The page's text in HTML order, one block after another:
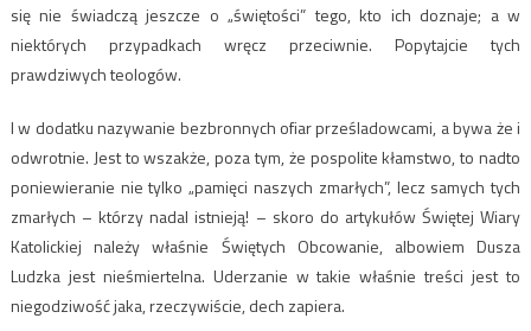
się nie świadczą jeszcze o „świętości” tego, kto ich doznaje; a w
niektórych przypadkach wręcz przeciwnie. Popytajcie tych
prawdziwych teologów.
I w dodatku nazywanie bezbronnych ofiar prześladowcami, a bywa że i
odwrotnie. Jest to wszakże, poza tym, że pospolite kłamstwo, to nadto
poniewieranie nie tylko „pamięci naszych zmarłych”, lecz samych tych
zmarłych – którzy nadal istnieją! – skoro do artykułów Świętej Wiary
Katolickiej należy właśnie Świętych Obcowanie, albowiem Dusza
Ludzka jest nieśmiertelna. Uderzanie w takie właśnie treści jest to
niegodziwość jaka, rzeczywiście, dech zapiera.